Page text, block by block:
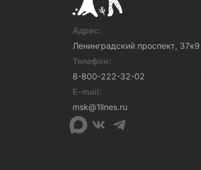
Адрес:
Ленинградский проспект, 37к9
Телефон:
8-800-222-32-02
E-mail:
msk@1lines.ru